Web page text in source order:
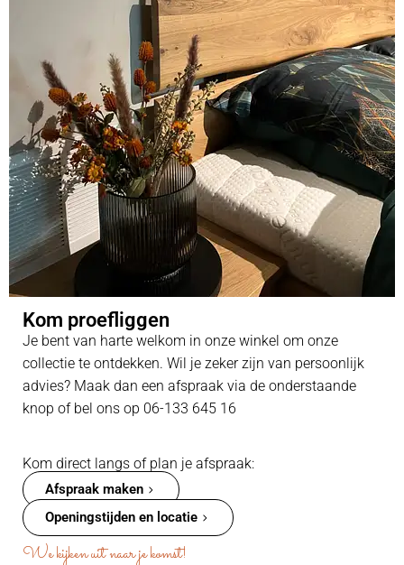
Kom proefliggen
Je bent van harte welkom in onze winkel om onze
collectie te ontdekken. Wil je zeker zijn van persoonlijk
advies? Maak dan een afspraak via de onderstaande
knop of bel ons op 06-133 645 16
Kom direct langs of plan je afspraak:
Afspraak maken
Openingstijden en locatie
We kijken uit naar je komst!